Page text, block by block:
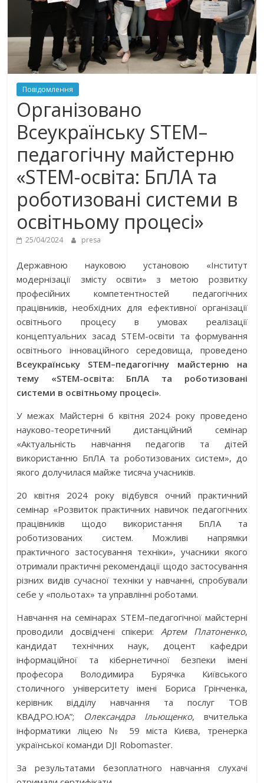
Повідомлення
Організовано
Всеукраїнську STEM–
педагогічну майстерню
«STEM-освіта: БпЛА та
роботизовані системи в
освітньому процесі»
25/04/2024 presa
Державною науковою установою «Інститут
модернізації змісту освіти» з метою розвитку
професійних компетентностей педагогічних
працівників, необхідних для ефективної організації
освітнього процесу в умовах реалізації
концептуальних засад STEM-освіти та формування
освітнього інноваційного середовища, проведено
Всеукраїнську STEM–педагогічну майстерню на
тему «STEM-освіта: БпЛА та роботизовані
системи в освітньому процесі».
У межах Майстерні 6 квітня 2024 року проведено
науково-теоретичний дистанційний семінар
«Актуальність навчання педагогів та дітей
використанню БпЛА та роботизованих систем», до
якого долучилася майже тисяча учасників.
20 квітня 2024 року відбувся очний практичний
семінар «Розвиток практичних навичок педагогічних
працівників щодо використання БпЛА та
роботизованих систем. Можливі напрямки
практичного застосування техніки», учасники якого
отримали практичні рекомендації щодо застосування
різних видів сучасної техніки у навчанні, спробували
себе у «польотах» та управлінні роботами.
Навчання на семінарах STEM–педагогічної майстерні
проводили досвідчені спікери:Артем Платоненко,
кандидат технічних наук, доцент кафедри
інформаційної та кібернетичної безпеки імені
професора Володимира Бурячка Київського
столичного університету імені Бориса Грінченка,
керівник відділу навчання та послуг ТОВ
КВАДРО.ЮА”; Олександра Ільющенко, вчителька
інформатики ліцею № 59 міста Києва, тренерка
української команди DJI Robomaster.
За результатами безоплатного навчання слухачі